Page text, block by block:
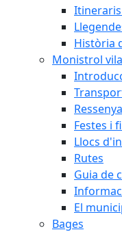
Història
Monistrol vila
Festes i
Llocs
Rutes
Guia de
El
Bages